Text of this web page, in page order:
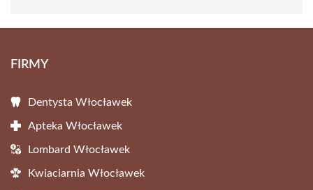
FIRMY
Dentysta Włocławek
Apteka Włocławek
Lombard Włocławek
Kwiaciarnia Włocławek